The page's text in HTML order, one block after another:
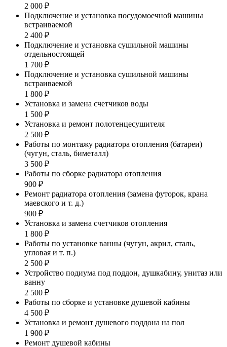
2 000 ₽
Подключение и установка посудомоечной машины
встраиваемой
2 400 ₽
Подключение и установка сушильной машины
отдельностоящей
1 700 ₽
Подключение и установка сушильной машины
встраиваемой
1 800 ₽
Установка и замена счетчиков воды
1 500 ₽
Установка и ремонт полотенцесушителя
2 500 ₽
Работы по монтажу радиатора отопления (батареи)
(чугун, сталь, биметалл)
3 500 ₽
Работы по сборке радиатора отопления
900 ₽
Ремонт радиатора отопления (замена футорок, крана
маевского и т. д.)
900 ₽
Установка и замена счетчиков отопления
1 800 ₽
Работы по установке ванны (чугун, акрил, сталь,
угловая и т. п.)
2 500 ₽
Устройство подиума под поддон, душкабину, унитаз или
ванну
2 500 ₽
Работы по сборке и установке душевой кабины
4 500 ₽
Установка и ремонт душевого поддона на пол
1 900 ₽
Ремонт душевой кабины